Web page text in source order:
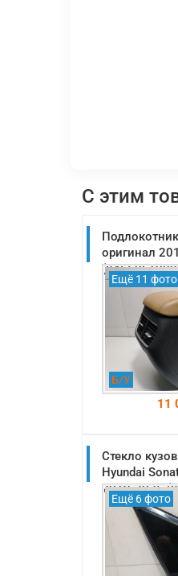
С этим
оригинал
Ещё 11 фото
Б/У
11
На
Стекло
Hyundai
2019-2025
Ещё 6 фото